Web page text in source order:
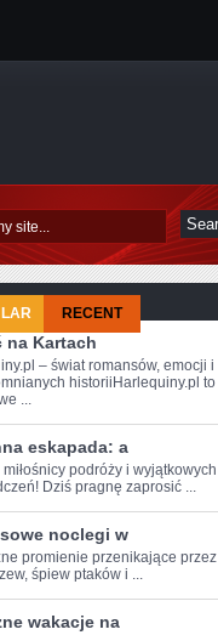
RECENT
na Kartach
– świat romansów, emocji i
historiiHarlequiny.pl to
...
eskapada: a
⁣podróży i⁣ wyjątkowych
Dziś ‍pragnę zaprosić ...
noclegi w
promienie⁢ przenikające przez
‍śpiew ptaków i ...
wakacje na